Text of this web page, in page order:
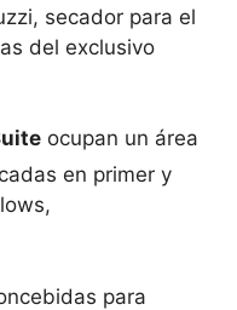
secador para el
del exclusivo
ocupan un área
en primer y
para